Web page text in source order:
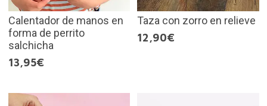
Calentador de manos en
forma de perrito
salchicha
13,95€
Taza con zorro en relieve
12,90€